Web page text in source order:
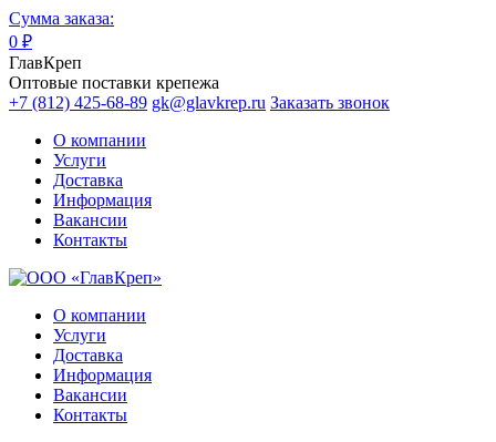
Сумма заказа:
0 ₽
ГлавКреп
Оптовые поставки крепежа
+7 (812) 425-68-89 gk@glavkrep.ru Заказать звонок
О компании
Услуги
Доставка
Информация
Вакансии
Контакты
О компании
Услуги
Доставка
Информация
Вакансии
Контакты